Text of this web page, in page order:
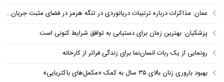
عمان: مذاکرات درباره ترتیبات دریانوردی در تنگه هرمز در فضای مثبت جریان دارد
پزشکیان‌: بهترین زمان برای دستیابی به توافق شرایط کنونی است
رونمایی از یک ربات انسان‌نما برای زندگی فراتر از کارخانه
بهبود باروری زنان بالای ۳۵ سال به کمک «مکمل‌های باکتریایی»